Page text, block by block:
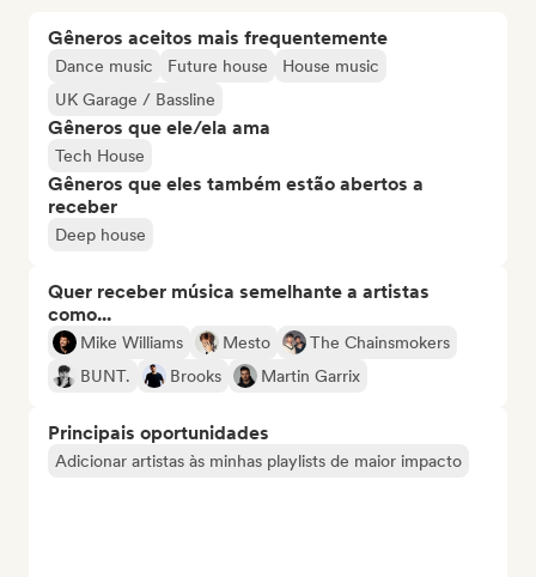
Gêneros aceitos mais frequentemente
Dance music Future house
House music
UK Garage / Bassline
Gêneros que ele/ela ama
Tech House
Gêneros que eles também estão abertos a
receber
Deep house
Quer receber música semelhante a artistas
como...
Mike Williams Mesto
The Chainsmokers
BUNT.
Brooks Martin Garrix
Principais oportunidades
Adicionar artistas às minhas playlists de maior impacto